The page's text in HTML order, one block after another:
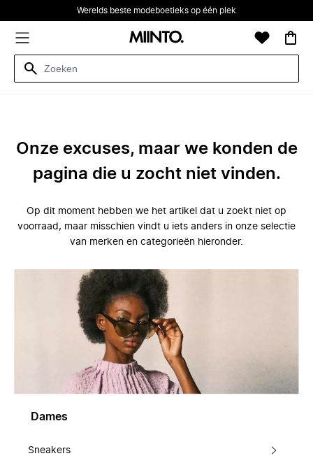
Werelds beste modeboetieks op één plek
Onze excuses, maar we konden de
pagina die u zocht niet vinden.
Op dit moment hebben we het artikel dat u zoekt niet op
voorraad, maar misschien vindt u iets anders in onze selectie
van merken en categorieën hieronder.
Dames
Sneakers